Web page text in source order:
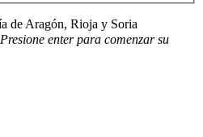
Presione enter para comenzar su